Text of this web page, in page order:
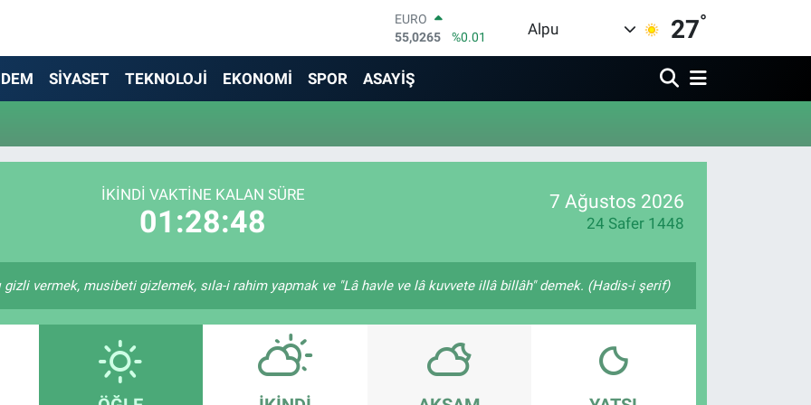
EURO
55,0265
%0.01
STERLİN
64,1897
GRAM ALTIN
13.887
%64
BITCOIN
Alpu 27°
SİYASET TEKNOLOJİ EKONOMİ SPOR ASAYİŞ
İKINDI VAKTINE KALAN SÜRE
01:28:48
7 Ağustos 2026
24 Safer 1448
gizli vermek, musibeti gizlemek, sıla-i rahim yapmak ve "Lâ havle ve lâ kuvvete illâ billâh" demek. (Hadis-i şerif)